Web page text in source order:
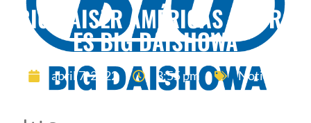
BIG KAISER AMÉRICAS AHORA
ES BIG DAISHOWA
abril 7, 2022 3:55 pm Noticias